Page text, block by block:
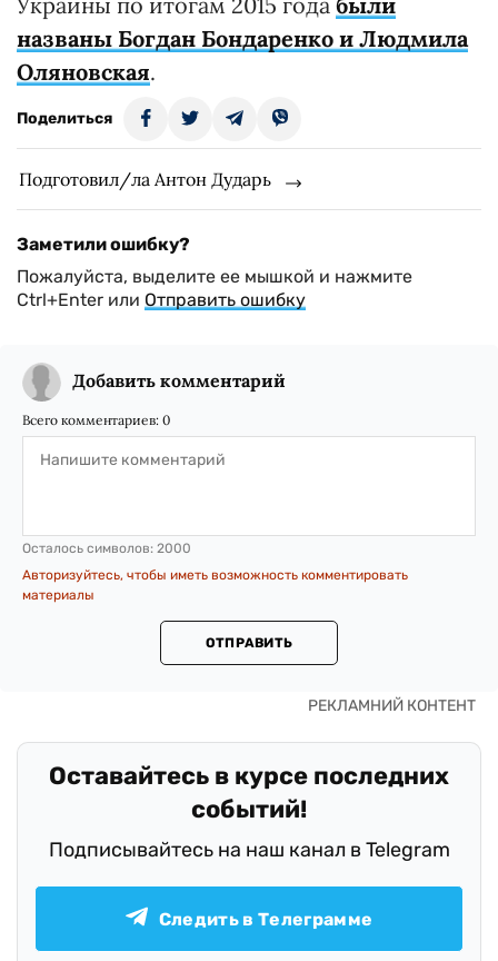
названы Богдан Бондаренко и Людмила
Оляновская.
Поделиться
Подготовил/ла Антон Дударь
Заметили ошибку?
Пожалуйста, выделите ее мышкой и нажмите
Ctrl+Enter или Отправить ошибку
Добавить комментарий
Всего комментариев: 0
Осталось символов: 2000
Авторизуйтесь, чтобы иметь возможность комментировать
материалы
ОТПРАВИТЬ
Оставайтесь в курсе последних
событий!
Подписывайтесь на наш канал в Telegram
Следить в Телеграмме